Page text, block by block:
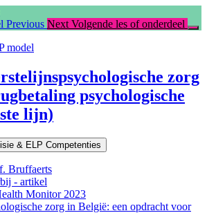
Previous Next Volgende les of onderdeel
zorg
psychologische
lijn)
& ELP Competenties
Bruffaerts
- artikel
Monitor 2023
zorg in België: een opdracht voor